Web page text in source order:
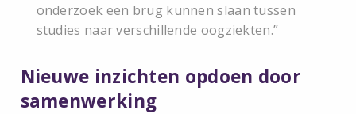
onderzoek een brug kunnen slaan tussen
studies naar verschillende oogziekten.
Nieuwe inzichten opdoen door
samenwerking